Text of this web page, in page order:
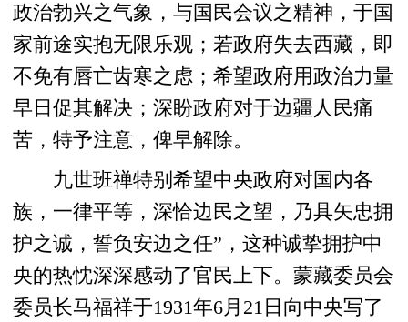
政治勃兴之气象，与国民会议之精神，于国
家前途实抱无限乐观；若政府失去西藏，即
不免有唇亡齿寒之虑；希望政府用政治力量
早日促其解决；深盼政府对于边疆人民痛
苦，特予注意，俾早解除。
九世班禅特别希望中央政府对国内各
族，一律平等，深恰边民之望，乃具矢忠拥
护之诚，誓负安边之任”，这种诚挚拥护中
央的热忱深深感动了官民上下。蒙藏委员会
委员长马福祥于1931年6月21日向中央写了